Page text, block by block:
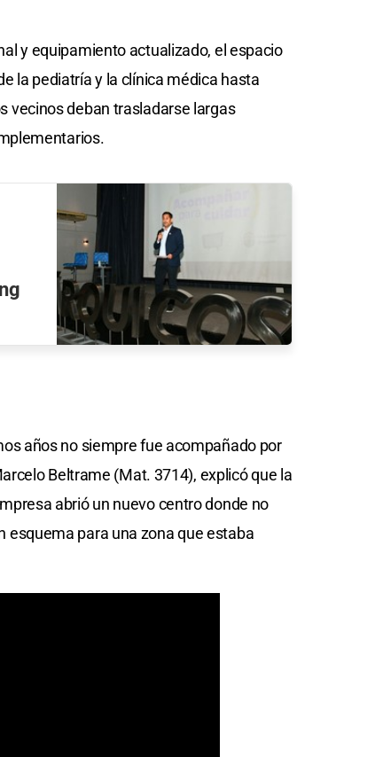
y equipamiento actualizado, el espacio
la pediatría y la clínica médica hasta
vecinos deban trasladarse largas
años no siempre fue acompañado por
Beltrame (Mat. 3714), explicó que la
abrió un nuevo centro donde no
esquema para una zona que estaba